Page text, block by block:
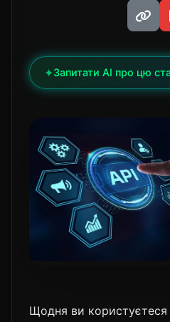
✦Запитати AI про цю
Щодня ви користуєтеся